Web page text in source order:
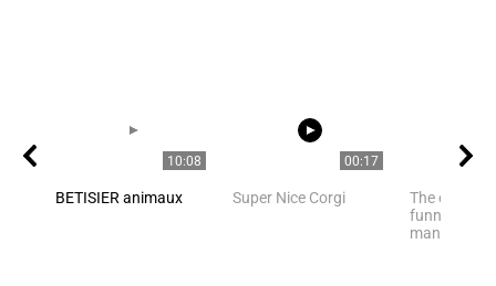
10:08
BETISIER animaux
00:17
Super Nice Corgi
The owner
funny cat
many of us